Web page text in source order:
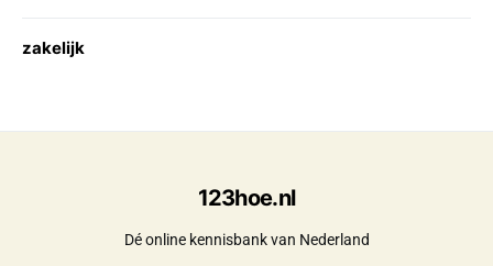
zakelijk
123hoe.nl
Dé online kennisbank van Nederland